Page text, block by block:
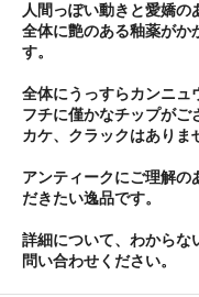
人間っぽい動きと愛嬌の
全体に艶のある釉薬がか
す。
全体にうっすらカンニュ
フチに僅かなチップがご
カケ、クラックはありま
アンティークにご理解の
だきたい逸品です。
詳細について、わからな
問い合わせください。